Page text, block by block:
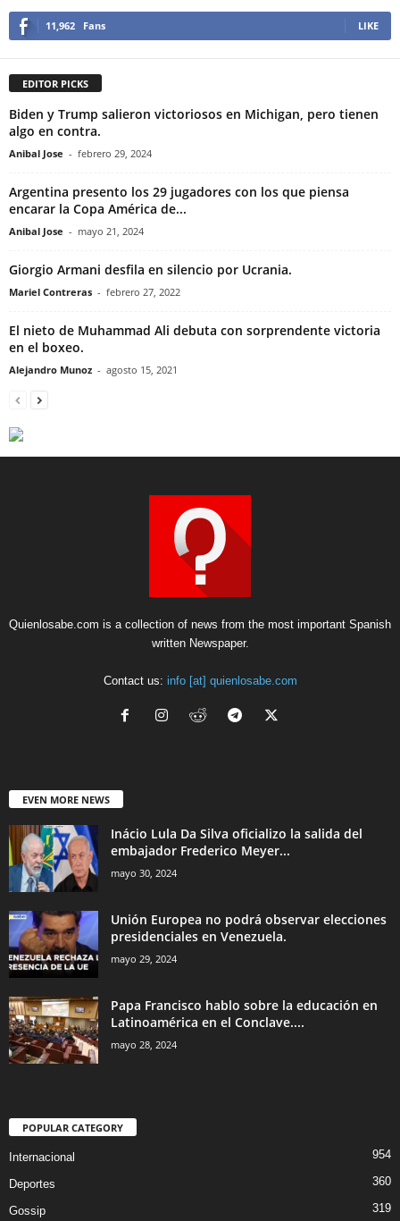
11,962 Fans LIKE
EDITOR PICKS
Biden y Trump salieron victoriosos en Michigan, pero tienen
algo en contra.
Anibal Jose - febrero 29, 2024
Argentina presento los 29 jugadores con los que piensa
encarar la Copa América de...
Anibal Jose - mayo 21, 2024
Giorgio Armani desfila en silencio por Ucrania.
Mariel Contreras - febrero 27, 2022
El nieto de Muhammad Ali debuta con sorprendente victoria
en el boxeo.
Alejandro Munoz - agosto 15, 2021
Quienlosabe.com is a collection of news from the most important Spanish
written Newspaper.
Contact us: info [at] quienlosabe.com
EVEN MORE NEWS
Inácio Lula Da Silva oficializo la salida del
embajador Frederico Meyer...
mayo 30, 2024
Unión Europea no podrá observar elecciones
presidenciales en Venezuela.
mayo 29, 2024
Papa Francisco hablo sobre la educación en
Latinoamérica en el Conclave....
mayo 28, 2024
POPULAR CATEGORY
Internacional 954
Deportes 360
Gossip 319